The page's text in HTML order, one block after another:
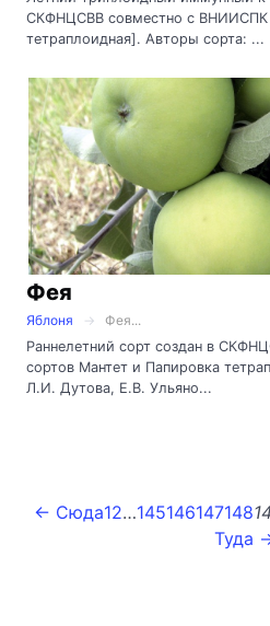
СКФНЦСВВ совместно с ВНИИСПК
тетраплоидная]. Авторы сорта: ...
Фея
Яблоня
Фея...
Раннелетний сорт создан в
сортов Мантет и Папировка
Л.И. Дутова, Е.В. Ульяно...
← Сюда12…145146147148
Туда